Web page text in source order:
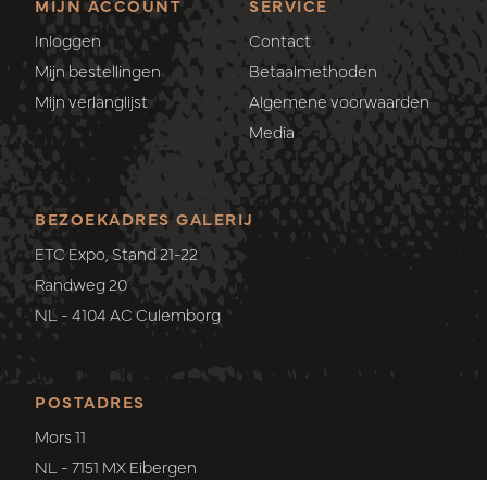
MIJN ACCOUNT
Inloggen
Mijn bestellingen
Mijn verlanglijst
SERVICE
Contact
Betaalmethoden
Algemene voorwaarden
Media
POSTADRES
Mors 11
NL - 7151 MX Eibergen
BEZOEKADRES GALERIJ
ETC Expo, Stand 21-22
Randweg 20
NL - 4104 AC Culemborg